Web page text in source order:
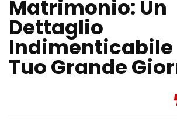
Matrimonio: Un
Dettaglio
Indimenticabile
Tuo Grande